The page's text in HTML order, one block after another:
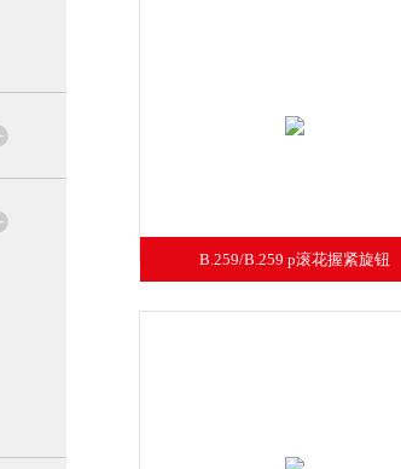
B.259/B.259 p滚花握紧旋钮